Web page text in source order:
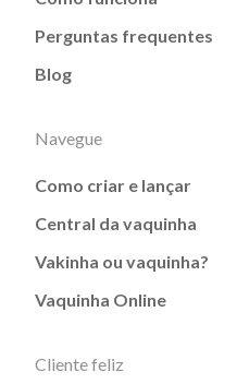
Perguntas frequentes
Blog
Navegue
Como criar e lançar
Central da vaquinha
Vakinha ou vaquinha?
Vaquinha Online
Cliente feliz